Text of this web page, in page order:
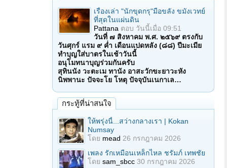
เรื่องเล่า "นักขุดกรุ"มือขลัง ขมังเวทย์
ที่สุดในแผ่นดิน
Pattana ตอบ วันนี้เมื่อ 09:51
วันที่ ๗ สิงหาคม พ.ศ. ๒๕๖๙ ตรงกับ
วันศุกร์ แรม ๙ ค่ำ เดือนแปดหลัง (๘๘) ปีมะเมีย
ทำบุญใส่บาตรในเช้าวันนี้
อนุโมทนาบุญร่วมกันครับ
สุทินนัง วะตะเม ทานัง อาสะวักขะยาวะหัง
นิพพานะ ปัจจะโย โหตุ ปัจจุบันเนกาเล…
กระทู้ที่น่าสนใจ
ให้พรุ่งนี้...สว่างกลางเรา | Kokan
Numsay
โดย mead 26 กรกฎาคม 2026
เพลง รักเหมือนเหล็กไหล ชรัมภ์ เทพชัย
โดย sam_sbcc 30 กรกฎาคม 2026